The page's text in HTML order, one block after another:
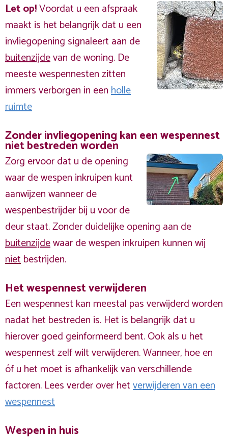
Let op!Voordat u een afspraak
maakt is het belangrijk dat u een
invliegopening signaleert aan de
buitenzijdevan de woning. De
meeste wespennesten zitten
immers verborgen in eenholle
ruimte
Zonder invliegopening kan een wespennest
niet bestreden worden
Zorg ervoor dat u de opening
waar de wespen inkruipen kunt
aanwijzen wanneer de
wespenbestrijder bij u voor de
deur staat. Zonder duidelijke opening aan de
buitenzijdewaar de wespen inkruipen kunnen wij
nietbestrijden.
Het wespennest verwijderen
Een wespennest kan meestal pas verwijderd worden
nadat het bestreden is. Het is belangrijk dat u
hierover goed geinformeerd bent. Ook als u het
wespennest zelf wilt verwijderen. Wanneer, hoe en
óf u het moet is afhankelijk van verschillende
factoren. Lees verder over hetverwijderen van een
wespennest
Wespen in huis